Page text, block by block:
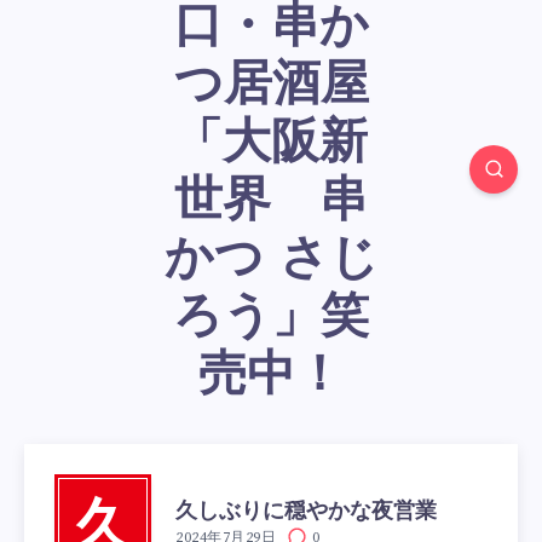
口・串か
つ居酒屋
「大阪新
世界 串
かつ さじ
ろう」笑
売中！
久 久しぶりに穏やかな夜営業
2024年7月29日 0